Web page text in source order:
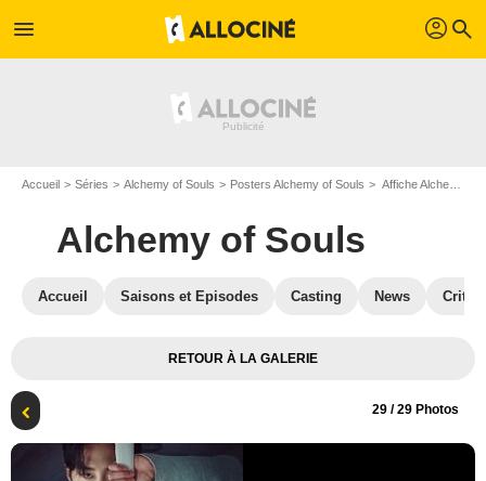
menu profil search
Accueil Séries Alchemy of Souls Posters Alchemy of Souls Affiche Alchemy of Souls
Alchemy of Souls
Accueil Saisons et Episodes Casting News
RETOUR À LA GALERIE
29 / 29 Photos